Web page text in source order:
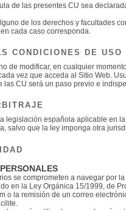
de las presentes CU sea
de los derechos y facultades
cada caso corresponda.
CONDICIONES DE USO
de modificar, en cualquier
vez que acceda al Sitio Web.
las CU será un paso previo e
legislación española aplicable en
salvo que la ley imponga otra
se comprometen a navegar por
en la Ley Orgánica 15/1999, de
o la remisión de un correo